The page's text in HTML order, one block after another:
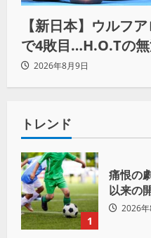
【新日本】ウルフ
で4敗目…H.O.Tの
だ俺自身の力はこん
2026年8月9日
トレンド
1
痛恨の
以来の
ニッチ
2026